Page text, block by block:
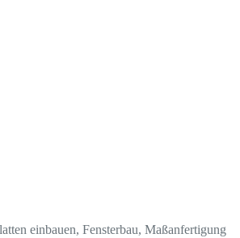
einbauen, Fensterbau, Maßanfertigung